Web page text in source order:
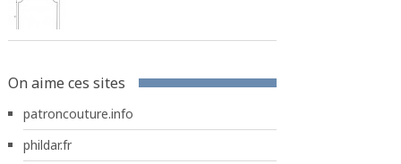
On aime ces sites
patroncouture.info
phildar.fr